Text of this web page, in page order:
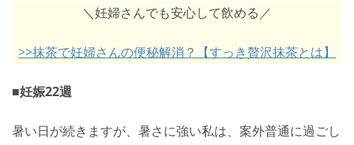
＼妊婦さんでも安心して飲める／
>>抹茶で妊婦さんの便秘解消？【すっき贅沢抹茶とは】
■妊娠22週
暑い日が続きますが、暑さに強い私は、案外普通に過ごし